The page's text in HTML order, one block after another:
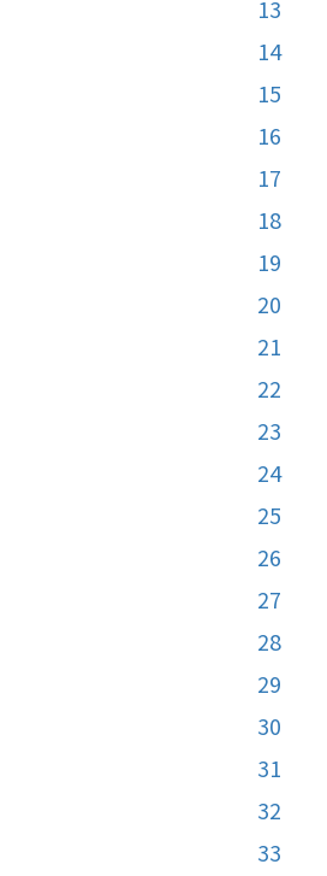
13
14
15
16
17
18
19
20
21
22
23
24
25
26
27
28
29
30
31
32
33